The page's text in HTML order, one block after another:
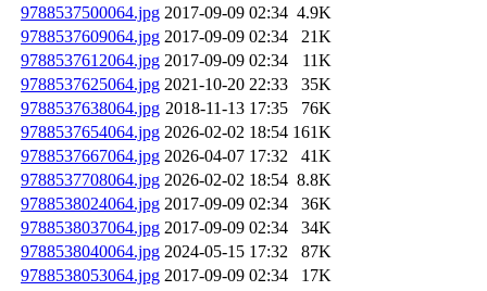
9788537500064.jpg 2017-09-09 02:34 4.9K
9788537609064.jpg 2017-09-09 02:34
21K
9788537612064.jpg 2017-09-09 02:34
11K
9788537625064.jpg 2021-10-20 22:33
35K
9788537638064.jpg 2018-11-13 17:35
76K
9788537654064.jpg 2026-02-02 18:54 161K
9788537667064.jpg 2026-04-07 17:32
41K
9788537708064.jpg 2026-02-02 18:54 8.8K
9788538024064.jpg 2017-09-09 02:34
36K
9788538037064.jpg 2017-09-09 02:34
34K
9788538040064.jpg 2024-05-15 17:32
87K
9788538053064.jpg 2017-09-09 02:34
17K